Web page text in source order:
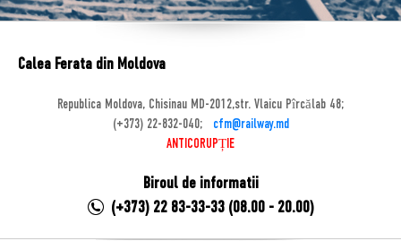
Calea Ferata din Moldova
Republica Moldova, Chisinau MD-2012,str. Vlaicu Pîrcălab 48;
(+373) 22-832-040;
cfm@railway.md
ANTICORUPȚIE
Biroul de informatii
(+373) 22 83-33-33 (08.00 - 20.00)